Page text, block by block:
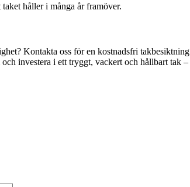
håller i många år framöver.
Kontakta oss för en kostnadsfri
investera i ett tryggt, vackert och hållbart tak